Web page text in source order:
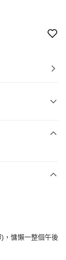
，慵懶一整個午後